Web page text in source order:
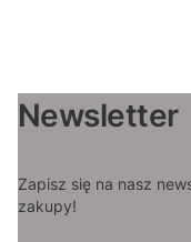
Newsletter
Zapisz się na nasz
zakupy!